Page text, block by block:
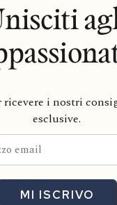
i nostri
esclusive.
MI ISCRIVO